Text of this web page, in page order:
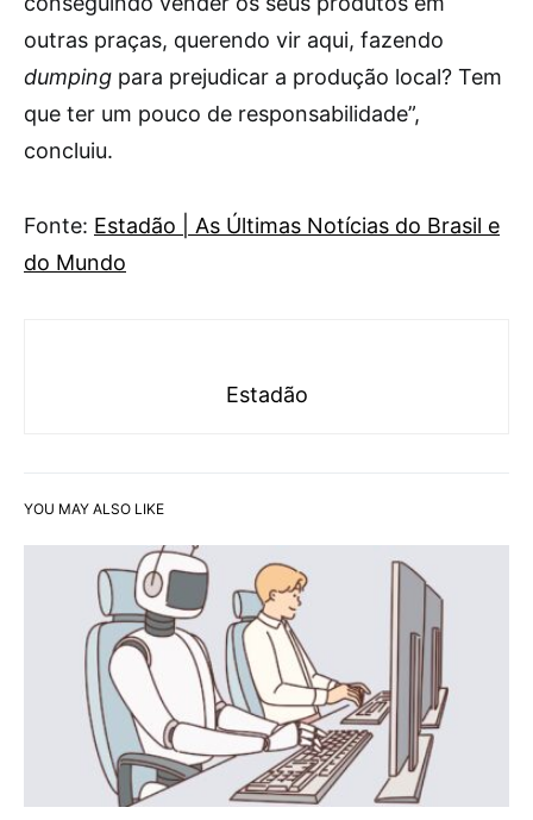
outras praças, querendo vir aqui, fazendo
dumping para prejudicar a produção local? Tem
que ter um pouco de responsabilidade”,
concluiu.
Fonte: Estadão | As Últimas Notícias do Brasil e
do Mundo
Estadão
YOU MAY ALSO LIKE